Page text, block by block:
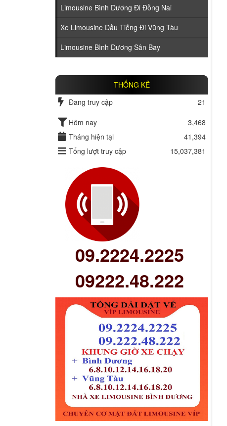
Limousine Bình Dương Đi Đồng Nai
Xe Limousine Dầu Tiếng Đi Vũng Tàu
Limousine Bình Dương Sân Bay
THỐNG KÊ
Đang truy cập
21
Hôm nay
3,468
Tháng hiện tại
41,394
Tổng lượt truy cập
15,037,381
09.2224.2225
09222.48.222